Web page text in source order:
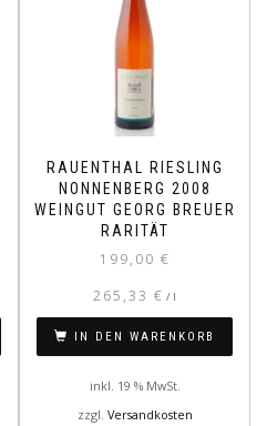
RAUENTHAL RIESLING
NONNENBERG 2008
WEINGUT GEORG BREUER
RARITÄT
199,00 €
265,33 € / l
IN DEN WARENKORB
inkl. 19 % MwSt.
zzgl. Versandkosten